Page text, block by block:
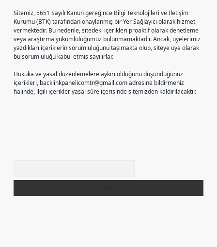
Sitemiz, 5651 Sayılı Kanun gereğince Bilgi Teknolojileri ve İletişim
Kurumu (BTK) tarafından onaylanmış bir Yer Sağlayıcı olarak hizmet
vermektedir. Bu nedenle, sitedeki içerikleri proaktif olarak denetleme
veya araştırma yükümlülüğümüz bulunmamaktadır. Ancak, üyelerimiz
yazdıkları içeriklerin sorumluluğunu taşımakta olup, siteye üye olarak
bu sorumluluğu kabul etmiş sayılırlar.
Hukuka ve yasal düzenlemelere aykırı olduğunu düşündüğünüz
içerikleri, backlinkpanelicomtr@gmail.comadresine bildirmeniz
halinde, ilgili içerikler yasal süre içerisinde sitemizden kaldırılacaktır.